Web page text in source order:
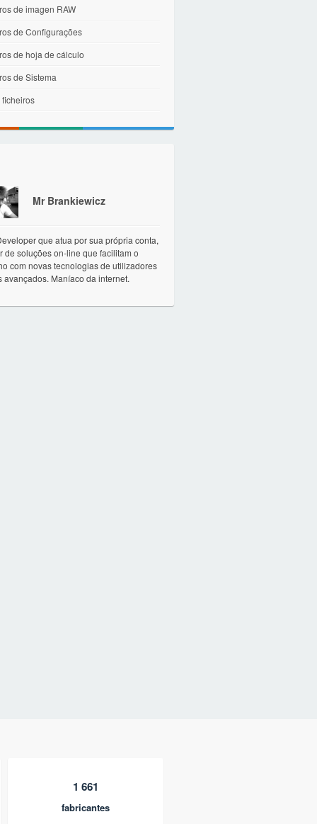
de imagen RAW
de Configurações
de hoja de cálculo
de Sistema
ficheiros
Mr Brankiewicz
que atua por sua própria conta,
de soluções on-line que facilitam o
com novas tecnologias de utilizadores
avançados. Maníaco da internet.
1 661
fabricantes